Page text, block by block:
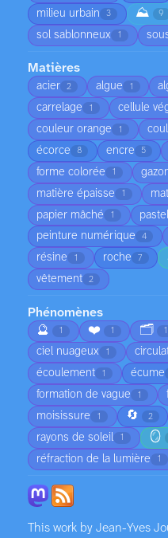
milieu urbain 3 ⛰️ 9
sol sablonneux 1
Matières
acier 2 algue 1
carrelage 1 cellule
couleur orange 1
écorce 8 encre 5
forme colorée 1
matière épaisse 1
papier mâché 1 pastel
peinture numérique 4
résine 1 roche 7
vêtement 2
Phénomènes
🔮
1 ❤️ 1 🗂️ 1
ciel nuageux 1
écoulement 1 écume
formation de vague 1
moisissure 1 🔄 2
rayons de soleil 1 🪞
réfraction de la lumière 1
This work by Jean-Yves